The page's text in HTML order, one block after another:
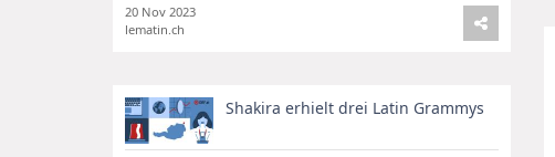
20 Nov 2023
lematin.ch
Shakira erhielt drei Latin Grammys